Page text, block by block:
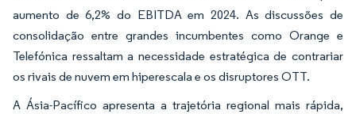
aumento de 6,2% do EBITDA em 2024. As discussões de
consolidação entre grandes incumbentes como Orange e
Telefónica ressaltam a necessidade estratégica de contrariar
os rivais de nuvem em hiperescala e os disruptores OTT.
A Ásia-Pacífico apresenta a trajetória regional mais rápida,